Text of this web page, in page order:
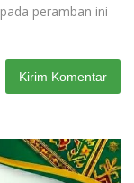
peramban ini